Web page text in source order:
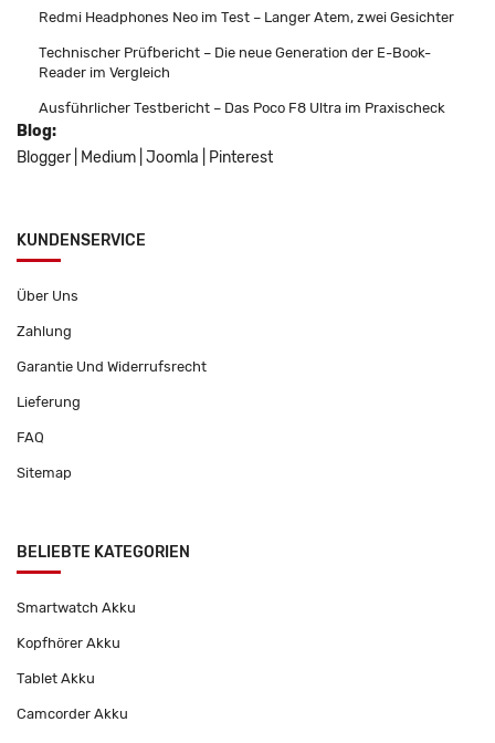
Redmi Headphones Neo im Test – Langer Atem, zwei Gesichter
Technischer Prüfbericht – Die neue Generation der E-Book-
Reader im Vergleich
Ausführlicher Testbericht – Das Poco F8 Ultra im Praxischeck
Blog:
Blogger
Medium Joomla Pinterest
KUNDENSERVICE
Über Uns
Zahlung
Garantie Und Widerrufsrecht
Lieferung
FAQ
Sitemap
BELIEBTE KATEGORIEN
Smartwatch Akku
Kopfhörer Akku
Tablet Akku
Camcorder Akku